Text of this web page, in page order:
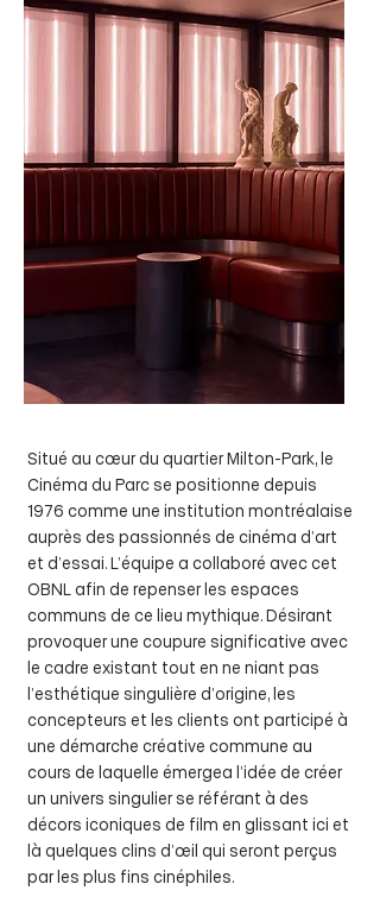
Situé au cœur du quartier Milton-Park, le
Cinéma du Parc se positionne depuis
1976 comme une institution montréalaise
auprès des passionnés de cinéma d’art
et d’essai. L’équipe a collaboré avec cet
OBNL afin de repenser les espaces
communs de ce lieu mythique. Désirant
provoquer une coupure significative avec
le cadre existant tout en ne niant pas
l’esthétique singulière d’origine, les
concepteurs et les clients ont participé à
une démarche créative commune au
cours de laquelle émergea l’idée de créer
un univers singulier se référant à des
décors iconiques de film en glissant ici et
là quelques clins d’œil qui seront perçus
par les plus fins cinéphiles.